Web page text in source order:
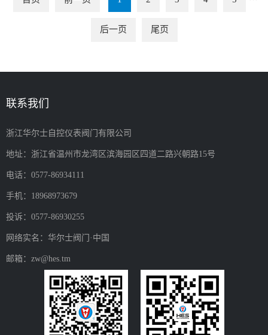
后一页 尾页
联系我们
浙江华尔士自控仪表阀门有限公司
地址：浙江省温州市龙湾区滨海园区四道二路兴朝路15号
电话：0577-86934111
手机：18968973679
投诉：0577-86930255
网络实名：华尔士阀门·中国
邮箱：zw@hes.tm